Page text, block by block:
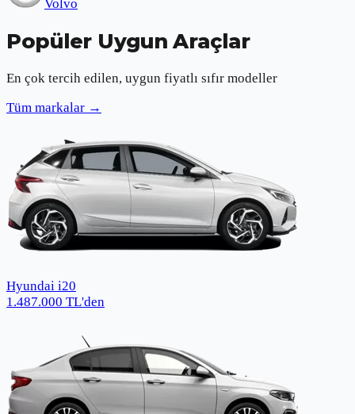
Volvo
Popüler Uygun Araçlar
En çok tercih edilen, uygun fiyatlı sıfır modeller
Tüm markalar →
Hyundai i20
1.487.000 TL'den